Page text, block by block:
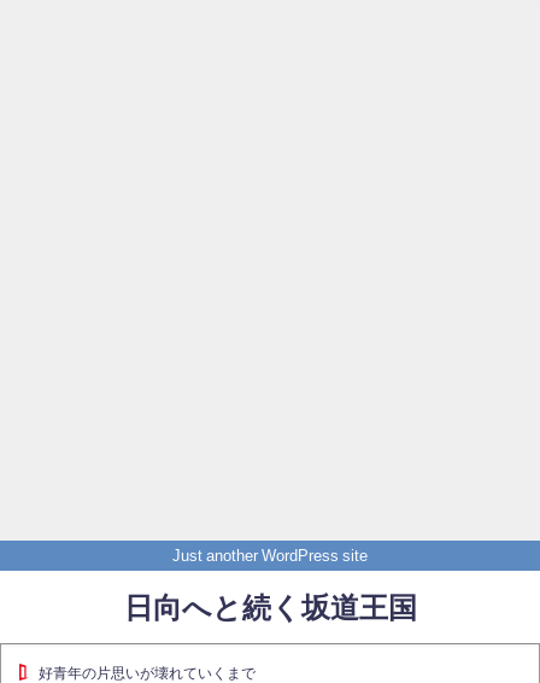
Just another WordPress site
日向へと続く坂道王国
好青年の片思いが壊れていくまで